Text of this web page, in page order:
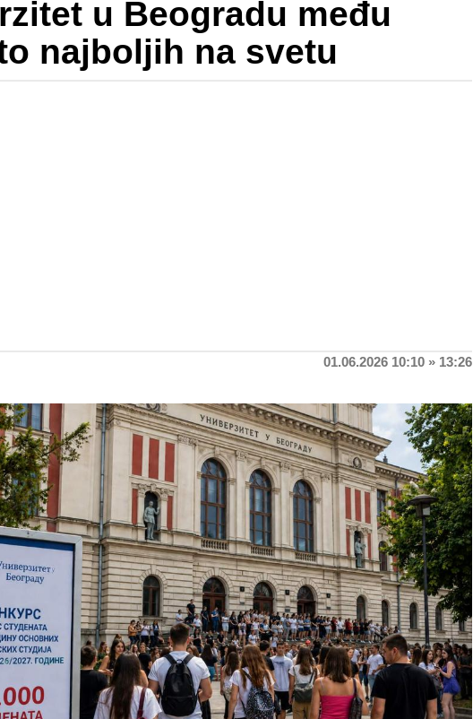
u Beogradu među
najboljih na svetu
01.06.2026 10:10 » 13:26